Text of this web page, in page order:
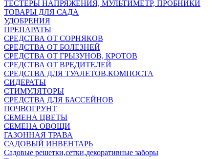
ТЕСТЕРЫ НАПРЯЖЕНИЯ, МУЛЬТИМЕТР, ПРОБНИКИ
ТОВАРЫ ДЛЯ САДА
УДОБРЕНИЯ
ПРЕПАРАТЫ
СРЕДСТВА ОТ СОРНЯКОВ
СРЕДСТВА ОТ БОЛЕЗНЕЙ
СРЕДСТВА ОТ ГРЫЗУНОВ, КРОТОВ
СРЕДСТВА ОТ ВРЕДИТЕЛЕЙ
СРЕДСТВА ДЛЯ ТУАЛЕТОВ,КОМПОСТА
СИДЕРАТЫ
СТИМУЛЯТОРЫ
СРЕДСТВА ДЛЯ БАССЕЙНОВ
ПОЧВОГРУНТ
СЕМЕНА ЦВЕТЫ
СЕМЕНА ОВОЩИ
ГАЗОННАЯ ТРАВА
САДОВЫЙ ИНВЕНТАРЬ
Садовые решетки,сетки,декоративные заборы